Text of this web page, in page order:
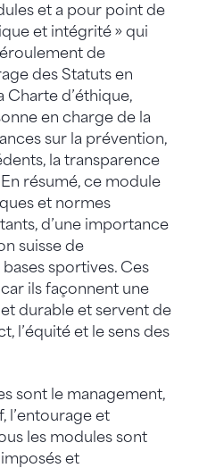
et a pour point de
et intégrité » qui
de
des Statuts en
Charte d’éthique,
en charge de la
sur la prévention,
la transparence
résumé, ce module
et normes
d’une importance
suisse de
sportives. Ces
ils façonnent une
durable et servent de
l’équité et le sens des
sont le management,
l’entourage et
les modules sont
et